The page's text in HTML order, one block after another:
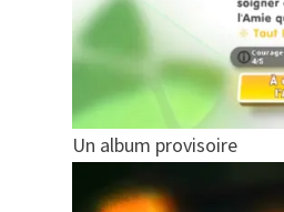
Un album provisoire